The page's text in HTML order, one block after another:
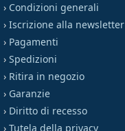
› Condizioni generali
› Iscrizione alla newsletter
› Pagamenti
› Spedizioni
› Ritira in negozio
› Garanzie
› Diritto di recesso
› Tutela della privacy